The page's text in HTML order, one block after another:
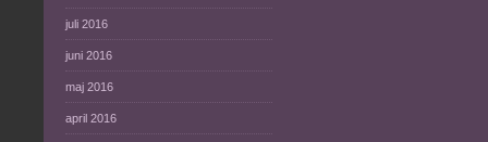
juli 2016
juni 2016
maj 2016
april 2016